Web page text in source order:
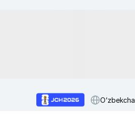
O‘zbekcha